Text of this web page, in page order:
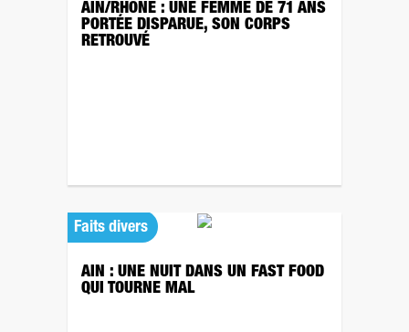
AIN/RHÔNE : UNE FEMME DE 71 ANS
PORTÉE DISPARUE, SON CORPS
RETROUVÉ
Faits divers
AIN : UNE NUIT DANS UN FAST FOOD
QUI TOURNE MAL